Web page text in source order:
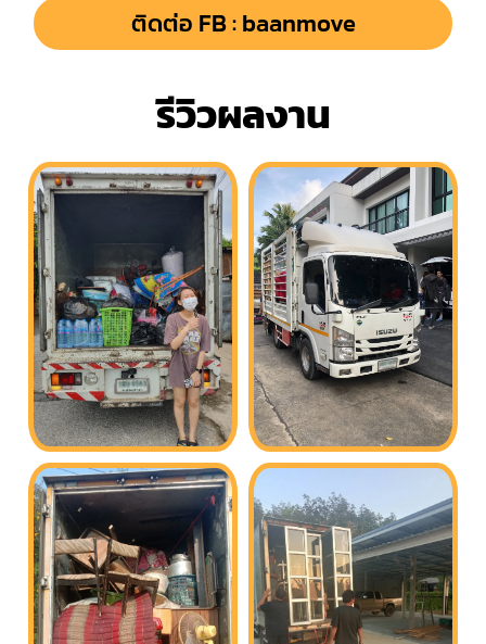
ติดต่อ FB : baanmove
รีวิวผลงาน